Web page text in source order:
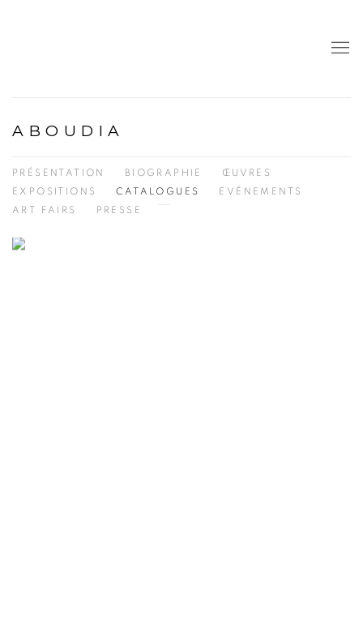
ABOUDIA
PRÉSENTATION BIOGRAPHIE
ŒUVRES
EXPOSITIONS
CATALOGUES
EVÉNEMENTS
ART FAIRS
PRESSE